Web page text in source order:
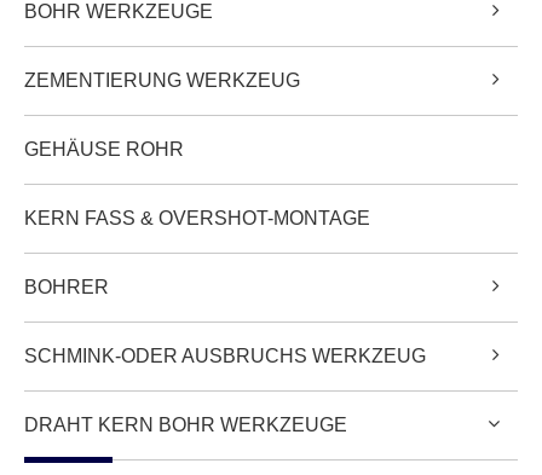
BOHR WERKZEUGE
ZEMENTIERUNG WERKZEUG
GEHÄUSE ROHR
KERN FASS & OVERSHOT-MONTAGE
BOHRER
SCHMINK-ODER AUSBRUCHS WERKZEUG
DRAHT KERN BOHR WERKZEUGE